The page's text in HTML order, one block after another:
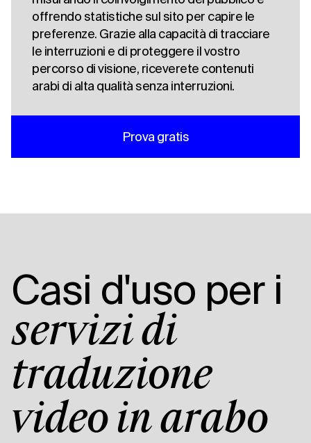
offrendo statistiche sul sito per capire le
preferenze. Grazie alla capacità di tracciare
le interruzioni e di proteggere il vostro
percorso di visione, riceverete contenuti
arabi di alta qualità senza interruzioni.
Prova gratis
Casi d'uso per i
servizi di
traduzione
video in arabo